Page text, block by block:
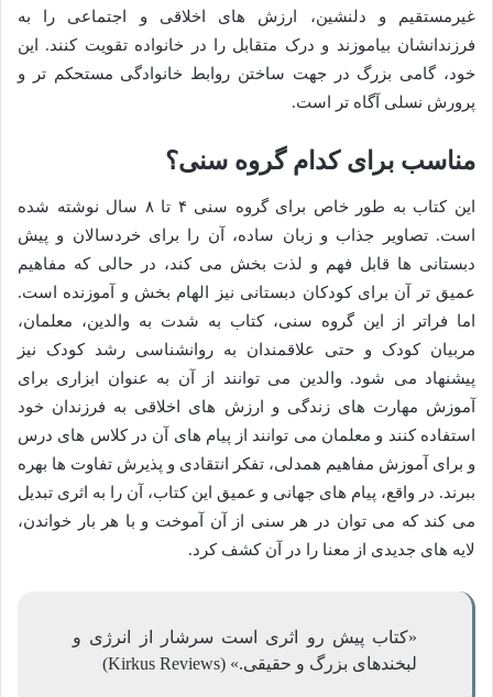
غیرمستقیم و دلنشین، ارزش های اخلاقی و اجتماعی را به
فرزندانشان بیاموزند و درک متقابل را در خانواده تقویت کنند. این
خود، گامی بزرگ در جهت ساختن روابط خانوادگی مستحکم تر و
پرورش نسلی آگاه تر است.
مناسب برای کدام گروه سنی؟
این کتاب به طور خاص برای گروه سنی ۴ تا ۸ سال نوشته شده
است. تصاویر جذاب و زبان ساده، آن را برای خردسالان و پیش
دبستانی ها قابل فهم و لذت بخش می کند، در حالی که مفاهیم
عمیق تر آن برای کودکان دبستانی نیز الهام بخش و آموزنده است.
اما فراتر از این گروه سنی، کتاب به شدت به والدین، معلمان،
مربیان کودک و حتی علاقمندان به روانشناسی رشد کودک نیز
پیشنهاد می شود. والدین می توانند از آن به عنوان ابزاری برای
آموزش مهارت های زندگی و ارزش های اخلاقی به فرزندان خود
استفاده کنند و معلمان می توانند از پیام های آن در کلاس های درس
و برای آموزش مفاهیم همدلی، تفکر انتقادی و پذیرش تفاوت ها بهره
ببرند. در واقع، پیام های جهانی و عمیق این کتاب، آن را به اثری تبدیل
می کند که می توان در هر سنی از آن آموخت و با هر بار خواندن،
لایه های جدیدی از معنا را در آن کشف کرد.
«کتاب پیش رو اثری است سرشار از انرژی و
لبخندهای بزرگ و حقیقی.» (Kirkus Reviews)